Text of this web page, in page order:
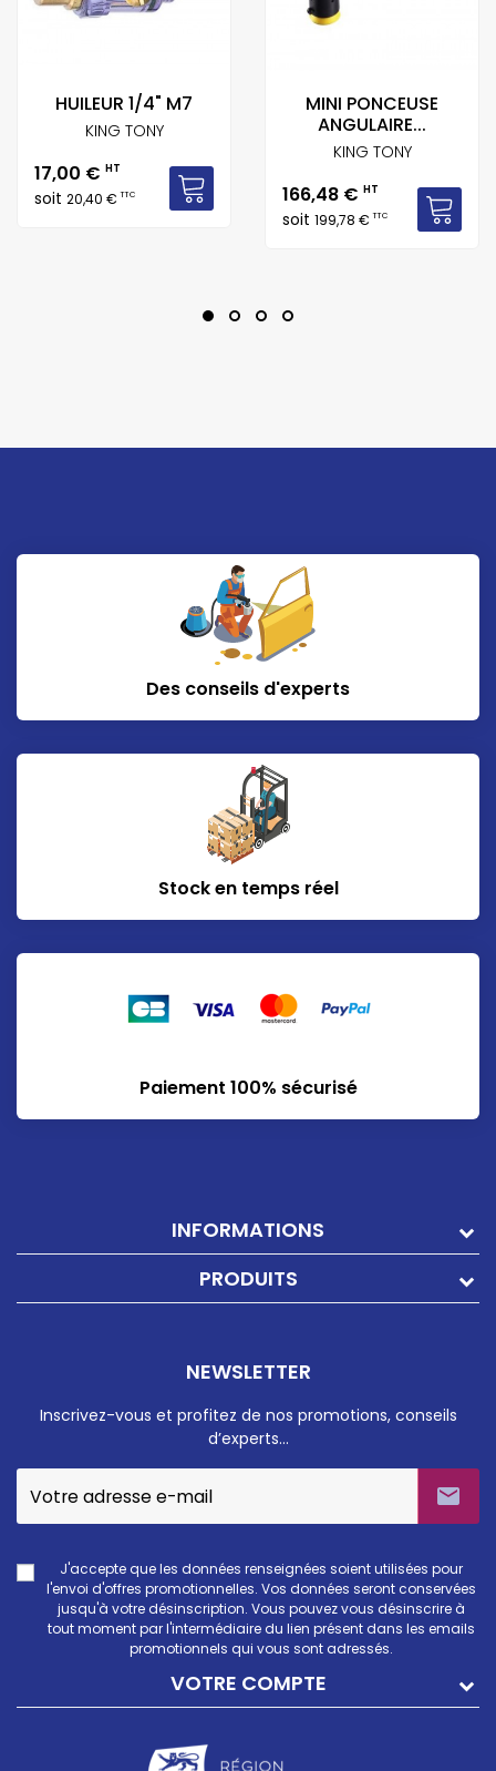
HUILEUR 1/4" M7
KING TONY
Prix
17,00 € HT
soit 20,40 €TTC
MINI PONCEUSE
ANGULAIRE...
KING TONY
Prix
166,48 € HT
soit 199,78 €TTC
Des conseils d'experts
Stock en temps réel
Paiement 100% sécurisé
INFORMATIONS
PRODUITS
NEWSLETTER
Inscrivez-vous et profitez de nos promotions, conseils
d’experts…

J'accepte que les données renseignées soient utilisées pour
l'envoi d'offres promotionnelles. Vos données seront conservées
jusqu'à votre désinscription. Vous pouvez vous désinscrire à
tout moment par l'intermédiaire du lien présent dans les emails
promotionnels qui vous sont adressés.
VOTRE COMPTE